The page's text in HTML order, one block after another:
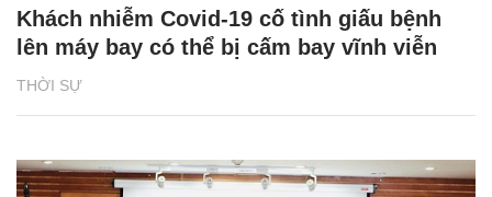
THỜI SỰ
Khách nhiễm Covid-19 cố tình giấu bệnh
lên máy bay có thể bị cấm bay vĩnh viễn